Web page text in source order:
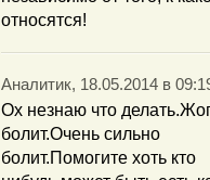
относятся!
Аналитик, 18.05.2014 в
Ох незнаю что
болит.Очень сильно
болит.Помогите хоть кто